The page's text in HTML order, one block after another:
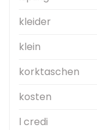
kleider
klein
korktaschen
kosten
l credi